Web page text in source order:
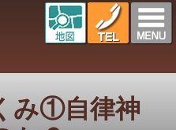
み①自律神